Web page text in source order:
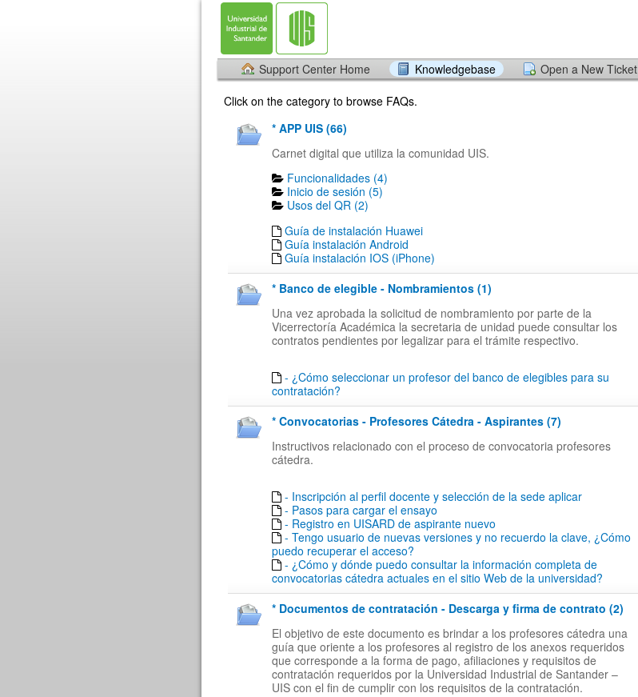
Support Center Home Knowledgebase Open a New Ticket
Click on the category to browse FAQs.
* APP UIS (66)
Carnet digital que utiliza la comunidad UIS.
Funcionalidades (4)
Inicio de sesión (5)
Usos del QR (2)
Guía de instalación Huawei
Guía instalación Android
Guía instalación IOS (iPhone)
* Banco de elegible - Nombramientos (1)
Una vez aprobada la solicitud de nombramiento por parte de la
Vicerrectoría Académica la secretaria de unidad puede consultar los
contratos pendientes por legalizar para el trámite respectivo.
- ¿Cómo seleccionar un profesor del banco de elegibles para su
contratación?
* Convocatorias - Profesores Cátedra - Aspirantes (7)
Instructivos relacionado con el proceso de convocatoria profesores
cátedra.
- Inscripción al perfil docente y selección de la sede aplicar
- Pasos para cargar el ensayo
- Registro en UISARD de aspirante nuevo
- Tengo usuario de nuevas versiones y no recuerdo la clave, ¿Cómo
puedo recuperar el acceso?
- ¿Cómo y dónde puedo consultar la información completa de
convocatorias cátedra actuales en el sitio Web de la universidad?
* Documentos de contratación - Descarga y firma de contrato (2)
El objetivo de este documento es brindar a los profesores cátedra una
guía que oriente a los profesores al registro de los anexos requeridos
que corresponde a la forma de pago, afiliaciones y requisitos de
contratación requeridos por la Universidad Industrial de Santander –
UIS con el fin de cumplir con los requisitos de la contratación.